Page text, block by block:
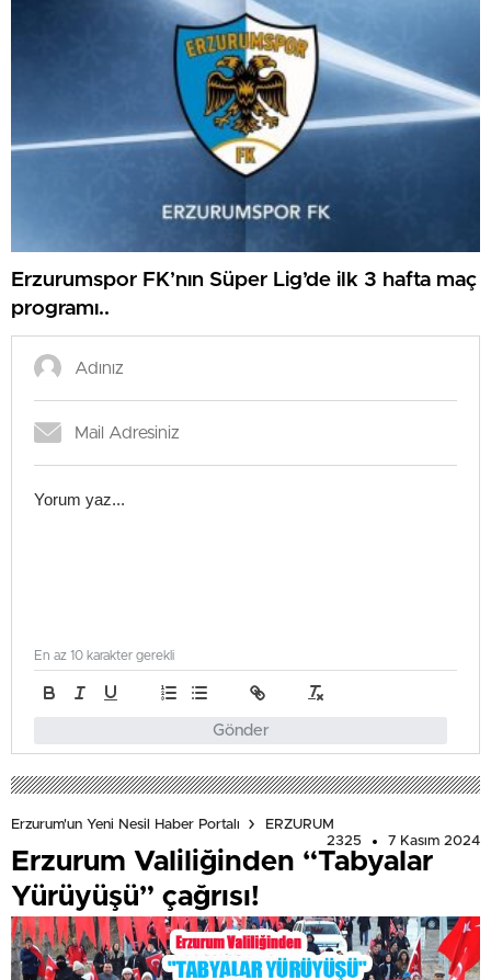
Erzurumspor FK’nın Süper Lig’de ilk 3 hafta maç
programı..
Gönder
En az 10 karakter gerekli
Erzurum'un Yeni Nesil Haber Portalı
ERZURUM
2325
7 Kasım 2024
Erzurum Valiliğinden “Tabyalar
Yürüyüşü” çağrısı!